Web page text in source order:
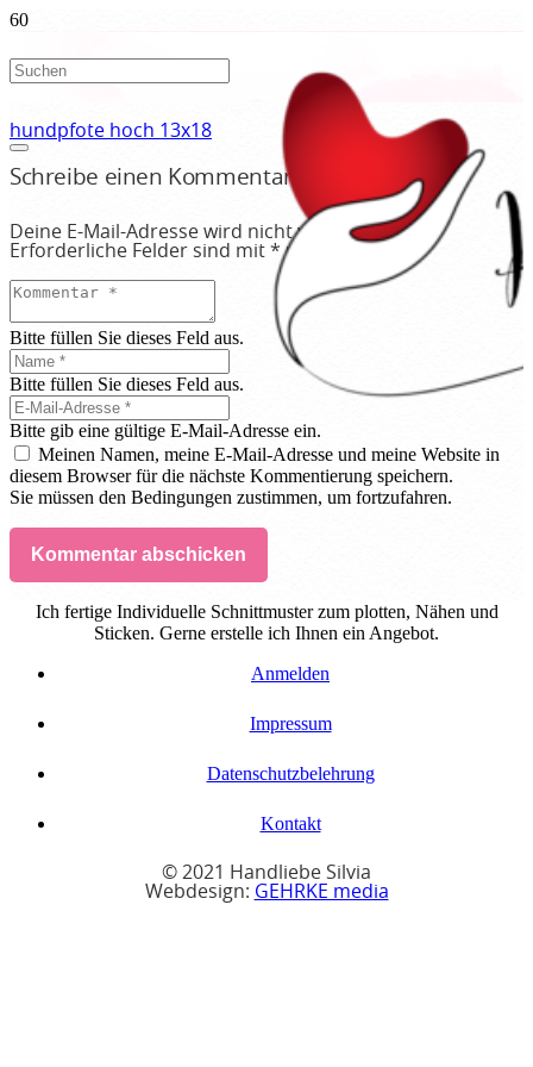
hundpfote hoch 13x18
Schreibe einen Kommentar
Deine E-Mail-Adresse wird nicht veröffentlicht.
Erforderliche Felder sind mit *markiert
Bitte füllen Sie dieses Feld aus.
Bitte füllen Sie dieses Feld aus.
Bitte gib eine gültige E-Mail-Adresse ein.
Meinen Namen, meine E-Mail-Adresse und meine Website in
diesem Browser für die nächste Kommentierung speichern.
Sie müssen den Bedingungen zustimmen, um fortzufahren.
Kommentar abschicken
Ich fertige Individuelle Schnittmuster zum plotten, Nähen und
Sticken. Gerne erstelle ich Ihnen ein Angebot.
Anmelden
Impressum
Datenschutzbelehrung
Kontakt
© 2021 Handliebe Silvia
Webdesign: GEHRKE media